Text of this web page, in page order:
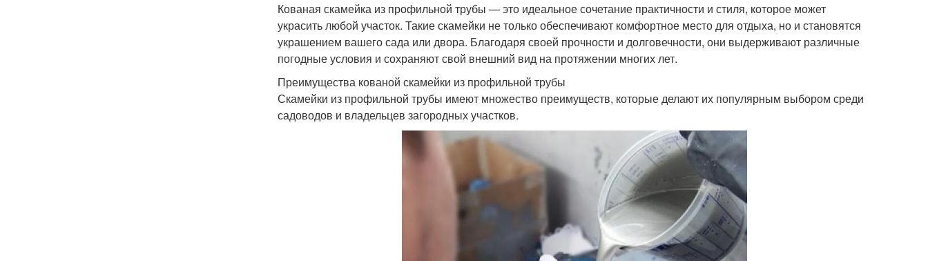
Кованая скамейка из профильной трубы — это идеальное сочетание практичности и стиля, которое может
украсить любой участок. Такие скамейки не только обеспечивают комфортное место для отдыха, но и становятся
украшением вашего сада или двора. Благодаря своей прочности и долговечности, они выдерживают различные
погодные условия и сохраняют свой внешний вид на протяжении многих лет.
Преимущества кованой скамейки из профильной трубы
Скамейки из профильной трубы имеют множество преимуществ, которые делают их популярным выбором среди
садоводов и владельцев загородных участков.